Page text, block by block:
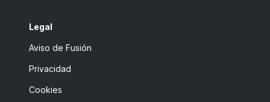
Legal
Aviso de Fusión
Privacidad
Cookies